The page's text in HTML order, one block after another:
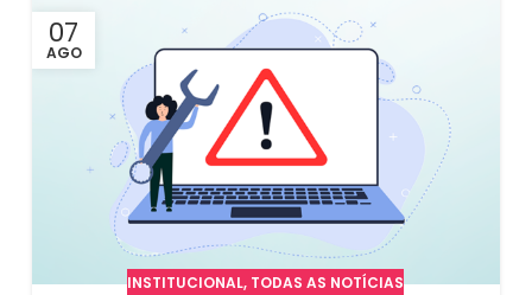
07
AGO
INSTITUCIONAL, TODAS AS NOTÍCIAS